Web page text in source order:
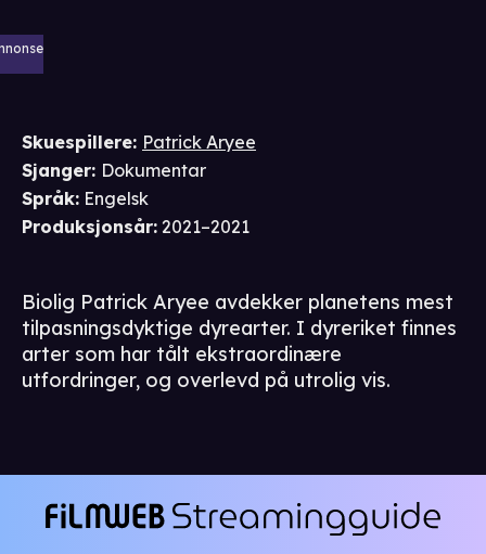
Skuespillere: Patrick Aryee
Sjanger: Dokumentar
Språk: Engelsk
Produksjonsår: 2021–2021
Biolig Patrick Aryee avdekker planetens mest
tilpasningsdyktige dyrearter. I dyreriket finnes
arter som har tålt ekstraordinære
utfordringer, og overlevd på utrolig vis.